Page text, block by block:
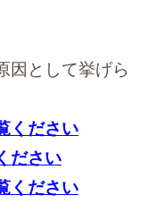
因として挙げら
ください
ださい
ください